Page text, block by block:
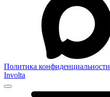
Политика конфиденциальности
Involta